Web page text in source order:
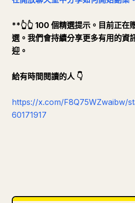
**👆👆 100 個精選提示。目前正在
選。我們會持續分享更多有用的資
迎。
給有時間閱讀的人 👇
https://x.com/F8Q75WZwaibw/
60171917